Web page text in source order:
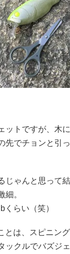
ットですが、木
先でチョンと引
じゃんと思って
細。
くらい（笑）
とは、スピニング
ックルでバズジ